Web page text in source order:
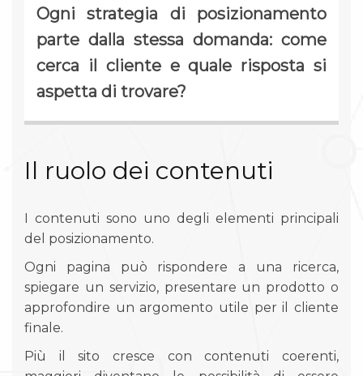
Ogni strategia di posizionamento
parte dalla stessa domanda: come
cerca il cliente e quale risposta si
aspetta di trovare?
Il ruolo dei contenuti
I contenuti sono uno degli elementi principali
del posizionamento.
Ogni pagina può rispondere a una ricerca,
spiegare un servizio, presentare un prodotto o
approfondire un argomento utile per il cliente
finale.
Più il sito cresce con contenuti coerenti,